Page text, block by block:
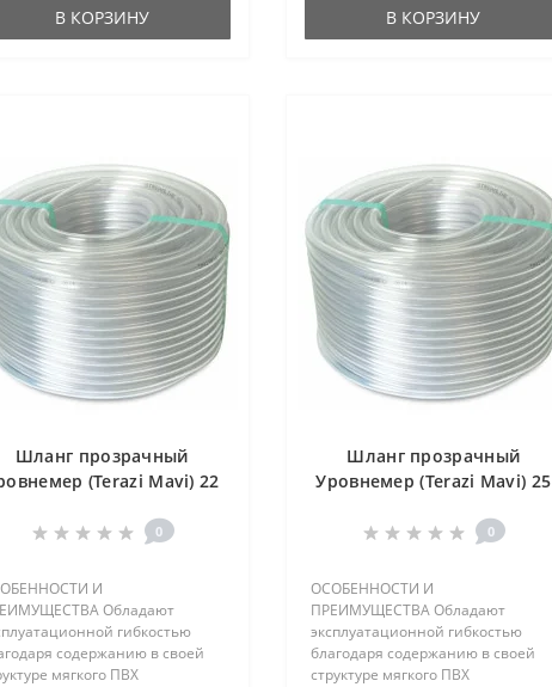
В КОРЗИНУ В КОРЗИНУ
Шланг прозрачный
(Terazi Mavi) 22
0
И
Обладают
гибкостью
содержанию в своей
мягкого ПВХ
Шланг прозрачный
Уровнемер (Terazi Mavi) 25
0
ОСОБЕННОСТИ И
ПРЕИМУЩЕСТВА Обладают
эксплуатационной гибкостью
благодаря содержанию в своей
структуре мягкого ПВХ